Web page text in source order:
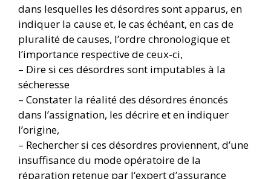
dans lesquelles les désordres sont apparus, en
indiquer la cause et, le cas échéant, en cas de
pluralité de causes, l’ordre chronologique et
l’importance respective de ceux-ci,
– Dire si ces désordres sont imputables à la
sécheresse
– Constater la réalité des désordres énoncés
dans l’assignation, les décrire et en indiquer
l’origine,
– Rechercher si ces désordres proviennent, d’une
insuffisance du mode opératoire de la
réparation retenue par l‘expert d’assurance